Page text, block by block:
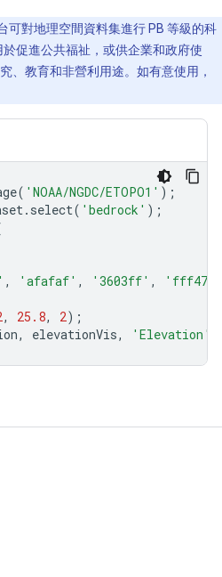
可對地理空間資料集進行 PB 等級的科
促進公共福祉，或供企業和政府使
、教育和非營利用途。如有意使用，
( 'NOAA/NGDC/ETOPO1' );
. select( 'bedrock' );
, 'afafaf' , '3603ff' ,
'fff477'
, 25.8, 2);
, elevationVis, 'Elevation'